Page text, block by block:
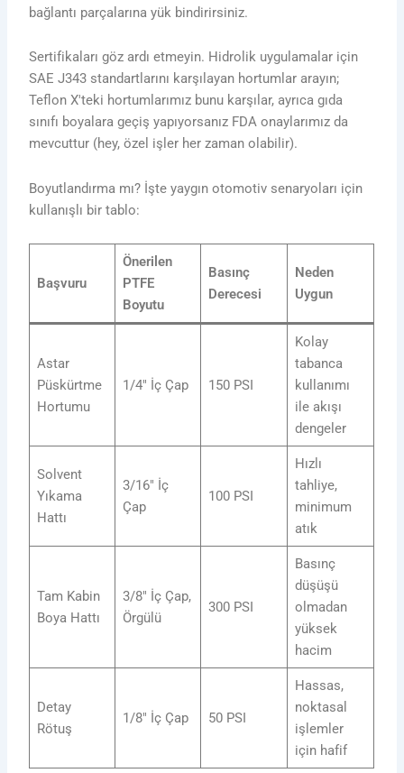
bağlantı parçalarına yük bindirirsiniz.
Sertifikaları göz ardı etmeyin. Hidrolik uygulamalar için
SAE J343 standartlarını karşılayan hortumlar arayın;
Teflon X'teki hortumlarımız bunu karşılar, ayrıca gıda
sınıfı boyalara geçiş yapıyorsanız FDA onaylarımız da
mevcuttur (hey, özel işler her zaman olabilir).
Boyutlandırma mı? İşte yaygın otomotiv senaryoları için
kullanışlı bir tablo:
Başvuru
Önerilen
PTFE
Boyutu
Basınç
Derecesi
Neden
Uygun
Astar
Püskürtme
Hortumu
1/4″ İç Çap 150 PSI
Kolay
tabanca
kullanımı
ile akışı
dengeler
Solvent
Yıkama
Hattı
3/16″ İç
Çap
100 PSI
Hızlı
tahliye,
minimum
atık
Tam Kabin
Boya Hattı
3/8″ İç Çap,
Örgülü
300 PSI
Basınç
düşüşü
olmadan
yüksek
hacim
Detay
Rötuş
1/8″ İç Çap 50 PSI
Hassas,
noktasal
işlemler
için hafif